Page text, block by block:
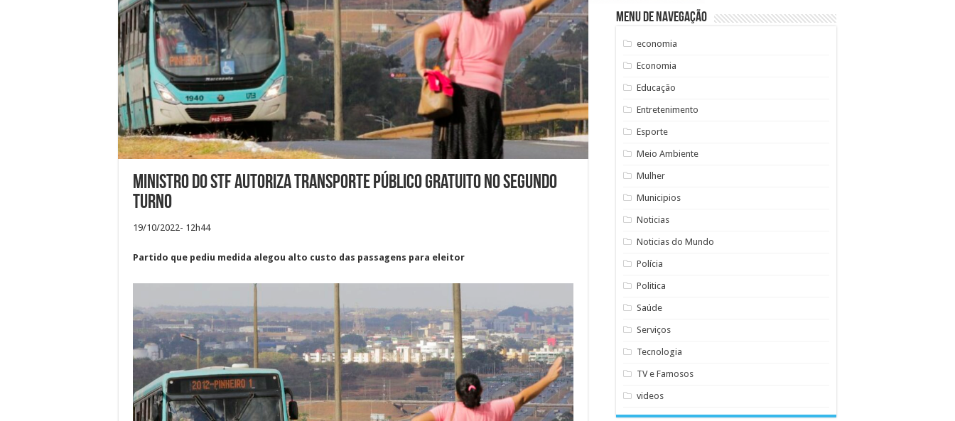
Ministro do STF autoriza transporte público gratuito no segundo
turno
19/10/2022- 12h44
Partido que pediu medida alegou alto custo das passagens para eleitor
Menu de Navegação
economia
Economia
Educação
Entretenimento
Esporte
Meio Ambiente
Mulher
Municipios
Noticias
Noticias do Mundo
Polícia
Politica
Saúde
Serviços
Tecnologia
TV e Famosos
videos